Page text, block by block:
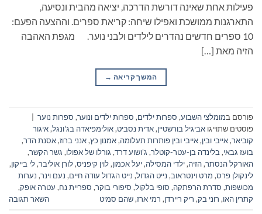
פעילות אחת שאינה דורשת הדרכה, יציאה מהבית ונסיעה,
התארגנות ממושכת ואפילו שיחה: קריאת ספרים. וההצעה הפעם:
10 ספרים חדשים נהדרים לילדים ולבני נוער. מגפת האהבה
הזיה מאת […]
המשך קריאה →
פורסם במומלצי השבוע, ספרות ילדים, ספרות ילדים ונוער, ספרות נוער
פוסטים שתוייגו אביגיל בורשטיין,אדית נסביט,אולימפיאדה בג'ונגל,איגור
קוביאר,אייבי ובין,אייבי ובין פותרות תעלומה,אמנון כץ,אנני ברוז,אסנת הדר,
בועז גבאי, בלינדה בן-עטר-קוטלר, ג'ושוע דרד, גורלו של אפולו, גשר הקשר,
האורקל הנסתר,הזיה,ילדי המסילה,יעל אכמון,לוין קיפניס,לורן אוליבר,לי בייקון,
לינקולן פרס, מרט וינטראוב, נייט הגדול, נייט הגדול עודה חיים, נעם וינר, נערות
מכושפות, סדרת הרפתקה, סופי בלקול, סיפורי בוקר, ספריית נח, עטרה אופק,
קתרין האו, רוני בק, ריק ריירדן, רמי ארז,שהם סמיט השאר תגובה